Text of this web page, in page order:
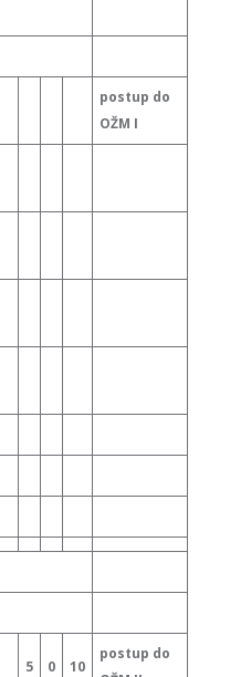
postup do
OŽM I
5 0 10
postup do